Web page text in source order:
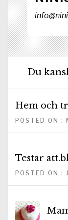
Du
Hem och
POSTED ON :
Testar
POSTED ON :